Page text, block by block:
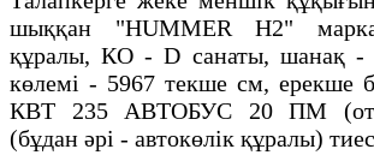
шыққан "HUMMER H2"
құралы, КО - D санаты, шанақ -
көлемі - 5967 текше см, ерекше
КВТ 235 АВТОБУС 20 ПМ
(бұдан әрі - автокөлік құралы)